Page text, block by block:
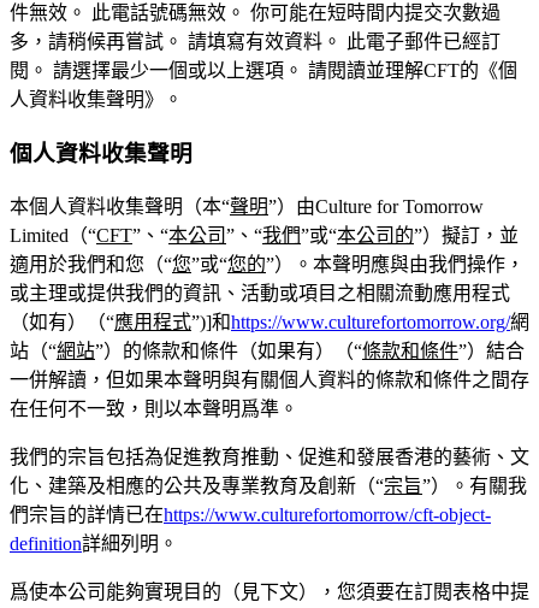
件無效。 此電話號碼無效。 你可能在短時間内提交次數過
多，請稍候再嘗試。 請填寫有效資料。
此電子郵件已經訂
閱。 請選擇最少一個或以上選項。 請閱讀並理解CFT的《個
人資料收集聲明》。
個人資料收集聲明
本個人資料收集聲明（本“聲明”）由Culture for Tomorrow
Limited（“CFT”、“本公司”、“我們”或“本公司的”）擬訂，並
適用於我們和您（“您”或“您的”）。本聲明應與由我們操作，
或主理或提供我們的資訊、活動或項目之相關流動應用程式
（如有）（“應用程式”)]和https://www.culturefortomorrow.org/網
站（“網站”）的條款和條件（如果有）（“條款和條件”）結合
一併解讀，但如果本聲明與有關個人資料的條款和條件之間存
在任何不一致，則以本聲明爲準。
我們的宗旨包括為促進教育推動、促進和發展香港的藝術、文
化、建築及相應的公共及專業教育及創新（“宗旨”）。有關我
們宗旨的詳情已在https://www.culturefortomorrow/cft-object-
definition詳細列明。
爲使本公司能夠實現目的（見下文），您須要在訂閱表格中提